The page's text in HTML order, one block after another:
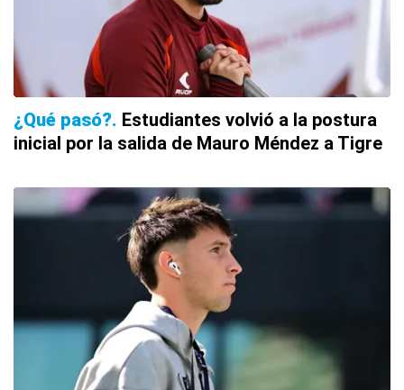
¿Qué pasó? Estudiantes volvió a la postura
inicial por la salida de Mauro Méndez a Tigre